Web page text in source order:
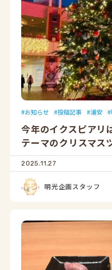
お知らせ 投稿記事 浦安
今年のイクスピアリ
テーマのクリスマス
2025.11.27
明光企画スタッフ